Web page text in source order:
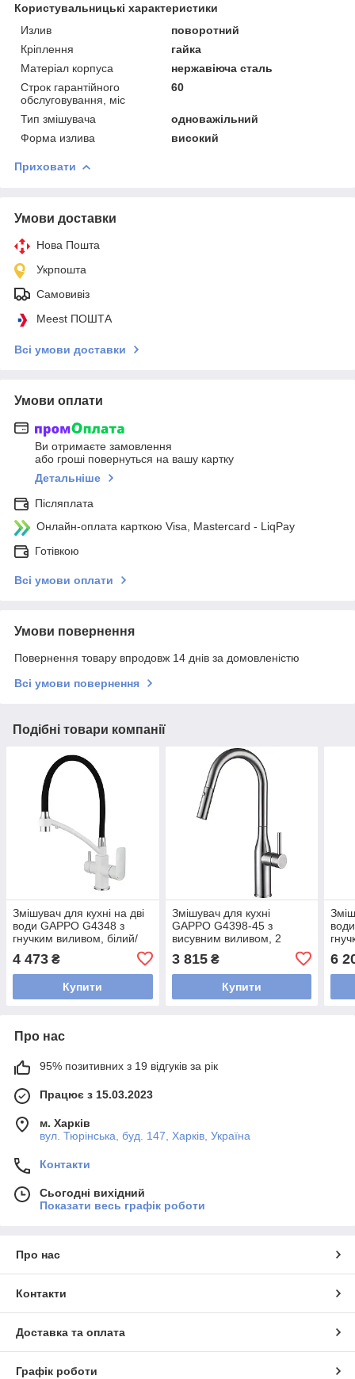
Користувальницькі характеристики
Излив
поворотний
Крiплення
гайка
Матеріал корпуса
нержавіюча сталь
Строк гарантійного
обслуговування, міс
60
Тип змішувача
одноважільний
Форма излива
високий
Приховати
Умови доставки
Нова Пошта
Укрпошта
Самовивіз
Meest ПОШТА
Всі умови доставки
Умови оплати
Ви отримаєте замовлення
або гроші повернуться на вашу картку
Детальніше
Післяплата
Онлайн-оплата карткою Visa, Mastercard - LiqPay
Готівкою
Всі умови оплати
Умови повернення
Повернення товару впродовж 14 днів за домовленістю
Всі умови повернення
Подібні товари компанії
Змішувач для кухні на дві
води GAPPO G4348 з
гнучким виливом, білий/
4 473 ₴
Купити
Змішувач для кухні
GAPPO G4398-45 з
висувним виливом, 2
3 815₴
Купити
6
Про нас
95% позитивних з 19 відгуків за рік
Працює з 15.03.2023
м. Харків
вул. Тюрінська, буд. 147, Харків, Україна
Контакти
Сьогодні вихідний
Показати весь графік роботи
Про нас
Контакти
Доставка та оплата
Графік роботи